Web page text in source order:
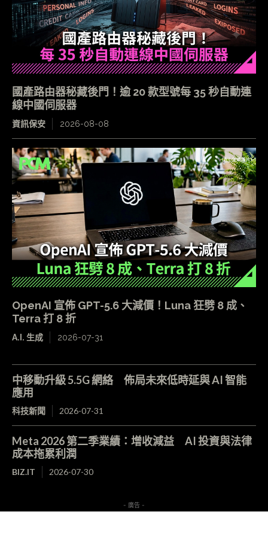
國產路由器秘藏後門！逾 20 款型號每 35 秒自動連
線中國伺服器
資訊保安 2026-08-08
OpenAI 宣佈 GPT-5.6 大減價！Luna 狂劈 8 成、
Terra 打 8 折
A.I. 生成 2026-07-31
中移動升級 5.5G 網絡 佈局未來低時延與 AI 智能
應用
科技新聞 2026-07-31
Meta 2026 第二季業績：增收減益 AI 投資與法律
成本拖累利潤
BIZ.IT 2026-07-30
- 廣告 -